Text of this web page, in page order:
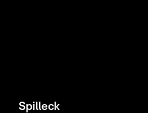
Spilleck